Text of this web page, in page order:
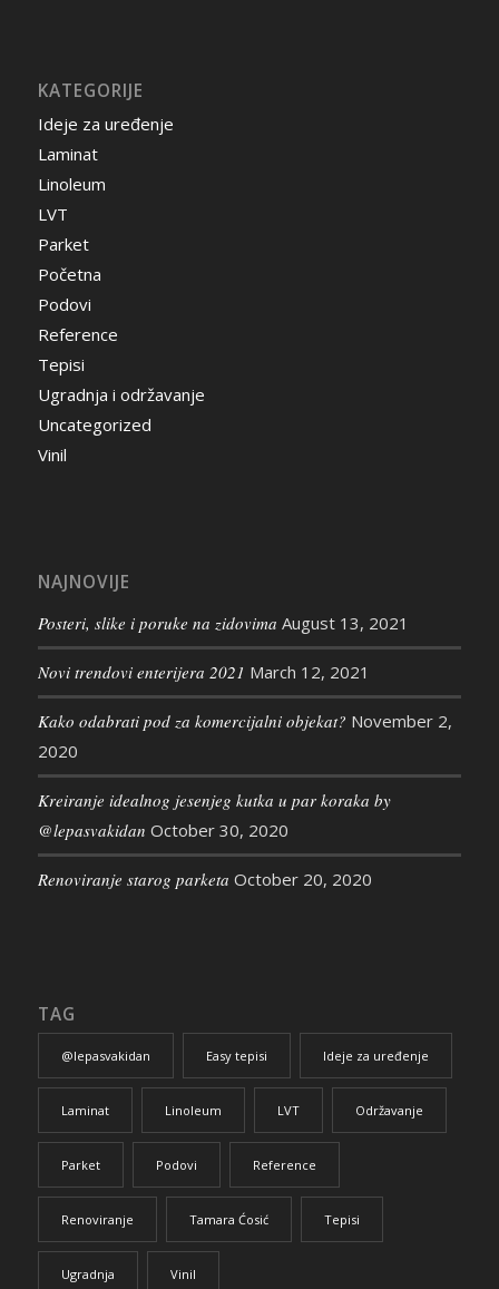
KATEGORIJE
Ideje za uređenje
Laminat
Linoleum
LVT
Parket
Početna
Podovi
Reference
Tepisi
Ugradnja i održavanje
Uncategorized
Vinil
NAJNOVIJE
Posteri, slike i poruke na zidovima August 13, 2021
Novi trendovi enterijera 2021 March 12, 2021
Kako odabrati pod za komercijalni objekat? November 2,
2020
Kreiranje idealnog jesenjeg kutka u par koraka by
@lepasvakidan October 30, 2020
Renoviranje starog parketa October 20, 2020
TAG
@lepasvakidan Easy tepisi Ideje za uređenje
Laminat Linoleum LVT Održavanje
Parket Podovi Reference
Renoviranje Tamara Ćosić Tepisi
Ugradnja Vinil